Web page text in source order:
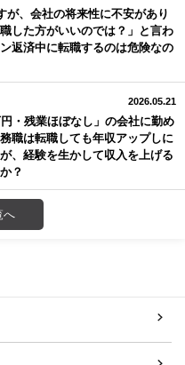
が、会社の将来性に不安があり
した方がいいのでは？」と言わ
返済中に転職するのは危険なの
2026.05.21
・残業ほぼなし」の会社に勤め
職は転職しても年収アップしに
、経験を生かして収入を上げる
？
へ